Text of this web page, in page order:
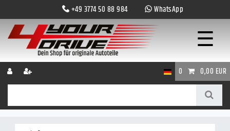
+49 3774 50 88 984 WhatsApp
☰
0 0,00 EUR